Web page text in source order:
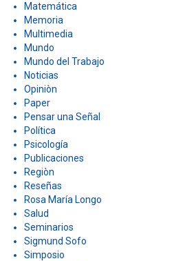
Matemática
Memoria
Multimedia
Mundo
Mundo del Trabajo
Noticias
Opiniòn
Paper
Pensar una Señal
Política
Psicología
Publicaciones
Regiòn
Reseñas
Rosa María Longo
Salud
Seminarios
Sigmund Sofo
Simposio